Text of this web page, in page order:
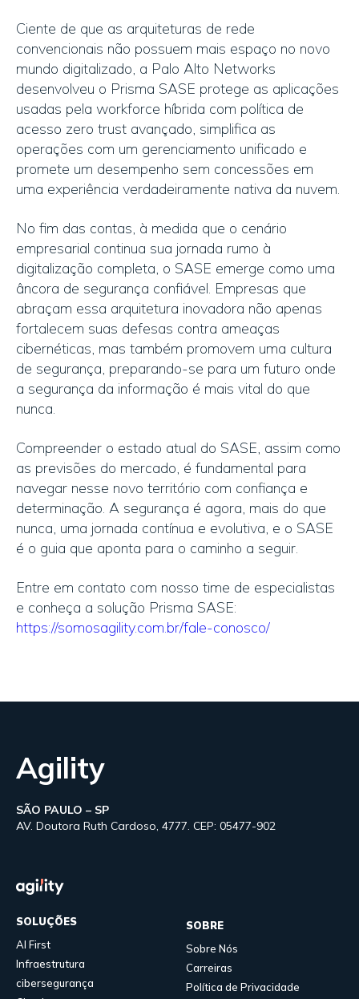
Ciente de que as arquiteturas de rede
convencionais não possuem mais espaço no novo
mundo digitalizado, a Palo Alto Networks
desenvolveu o Prisma SASE protege as aplicações
usadas pela workforce híbrida com política de
acesso zero trust avançado, simplifica as
operações com um gerenciamento unificado e
promete um desempenho sem concessões em
uma experiência verdadeiramente nativa da nuvem.
No fim das contas, à medida que o cenário
empresarial continua sua jornada rumo à
digitalização completa, o SASE emerge como uma
âncora de segurança confiável. Empresas que
abraçam essa arquitetura inovadora não apenas
fortalecem suas defesas contra ameaças
cibernéticas, mas também promovem uma cultura
de segurança, preparando-se para um futuro onde
a segurança da informação é mais vital do que
nunca.
Compreender o estado atual do SASE, assim como
as previsões do mercado, é fundamental para
navegar nesse novo território com confiança e
determinação. A segurança é agora, mais do que
nunca, uma jornada contínua e evolutiva, e o SASE
é o guia que aponta para o caminho a seguir.
Entre em contato com nosso time de especialistas
e conheça a solução Prisma SASE:
https://somosagility.com.br/fale-conosco/
Agility
SÃO PAULO – SP
AV. Doutora Ruth Cardoso, 4777. CEP: 05477-902
SOLUÇÕES
AI First
Infraestrutura
cibersegurança
SOBRE
Sobre Nós
Carreiras
Política de Privacidade